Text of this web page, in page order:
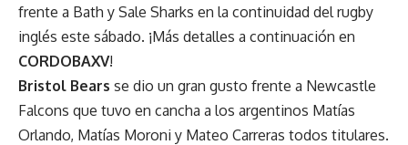
frente a Bath y Sale Sharks en la continuidad del rugby
inglés este sábado. ¡Más detalles a continuación en
CORDOBAXV!
Bristol Bears se dio un gran gusto frente a Newcastle
Falcons que tuvo en cancha a los argentinos Matías
Orlando, Matías Moroni y Mateo Carreras todos titulares.